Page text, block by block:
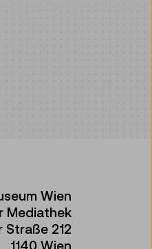
Wien
Mediathek
Straße 212
1140 Wien